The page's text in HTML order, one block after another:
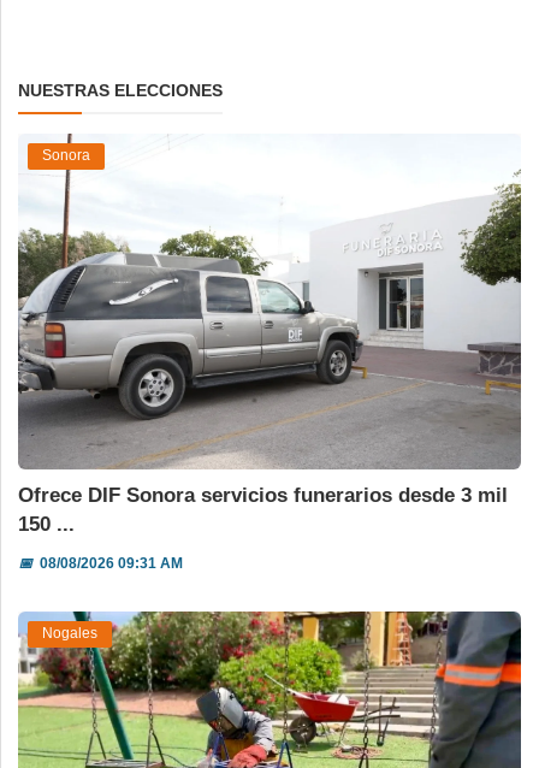
NUESTRAS ELECCIONES
Sonora
Ofrece DIF Sonora servicios funerarios desde 3 mil
150 ...
📅08/08/2026 09:31 AM
Nogales